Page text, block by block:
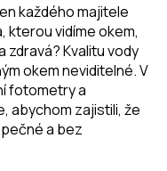
každého majitele
kterou vidíme okem,
zdravá? Kvalitu vody
okem neviditelné. V
fotometry a
abychom zajistili, že
a bez